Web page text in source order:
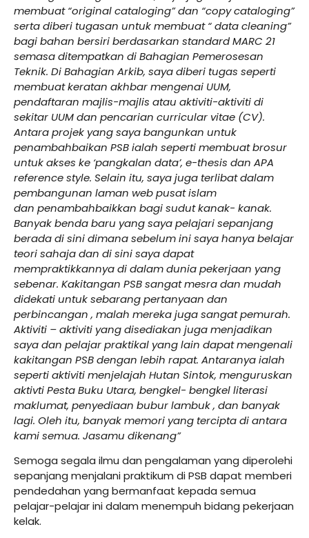
membuat “original cataloging” dan “copy cataloging”
serta diberi tugasan untuk membuat “ data cleaning”
bagi bahan bersiri berdasarkan standard MARC 21
semasa ditempatkan di Bahagian Pemerosesan
Teknik. Di Bahagian Arkib, saya diberi tugas seperti
membuat keratan akhbar mengenai UUM,
pendaftaran majlis-majlis atau aktiviti-aktiviti di
sekitar UUM dan pencarian curricular vitae (CV).
Antara projek yang saya bangunkan untuk
penambahbaikan PSB ialah seperti membuat brosur
untuk akses ke ‘pangkalan data’, e-thesis dan APA
reference style. Selain itu, saya juga terlibat dalam
pembangunan laman web pusat islam
dan penambahbaikkan bagi sudut kanak- kanak.
Banyak benda baru yang saya pelajari sepanjang
berada di sini dimana sebelum ini saya hanya belajar
teori sahaja dan di sini saya dapat
mempraktikkannya di dalam dunia pekerjaan yang
sebenar. Kakitangan PSB sangat mesra dan mudah
didekati untuk sebarang pertanyaan dan
perbincangan , malah mereka juga sangat pemurah.
Aktiviti – aktiviti yang disediakan juga menjadikan
saya dan pelajar praktikal yang lain dapat mengenali
kakitangan PSB dengan lebih rapat. Antaranya ialah
seperti aktiviti menjelajah Hutan Sintok, menguruskan
aktivti Pesta Buku Utara, bengkel- bengkel literasi
maklumat, penyediaan bubur lambuk , dan banyak
lagi. Oleh itu, banyak memori yang tercipta di antara
kami semua. Jasamu dikenang”
Semoga segala ilmu dan pengalaman yang diperolehi
sepanjang menjalani praktikum di PSB dapat memberi
pendedahan yang bermanfaat kepada semua
pelajar-pelajar ini dalam menempuh bidang pekerjaan
kelak.